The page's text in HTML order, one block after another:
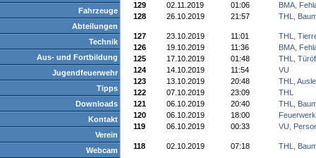
Fahrzeuge
Abteilungen
Technik
Aus- und Fortbildung
Jugendfeuerwehr
Tipps
Downloads
Kontakt
Verein
Webcam
129 02.11.2019 01:06
BMA,
128
26.10.2019 21:57 THL,
127 23.10.2019 11:01
THL,
126
19.10.2019 11:36
BMA,
125
17.10.2019 01:48
THL,
124
14.10.2019 11:54
VU
123
13.10.2019 20:48
THL,
122
07.10.2019 23:09
THL
121
06.10.2019 20:40
THL,
120
06.10.2019 18:00
Feuerwerk
119
06.10.2019 00:33 VU,
118 02.10.2019 07:18 THL,